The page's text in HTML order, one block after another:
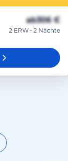
ab306 €
2 ERW • 2 Nächte